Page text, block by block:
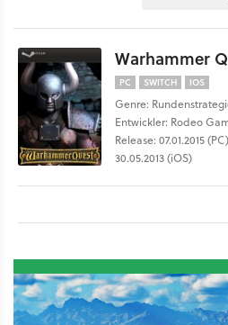
Warhammer
PC SWITCH IOS
Genre:
Entwickler: Rodeo
Release: 07.01.2015
30.05.2013 (iOS)